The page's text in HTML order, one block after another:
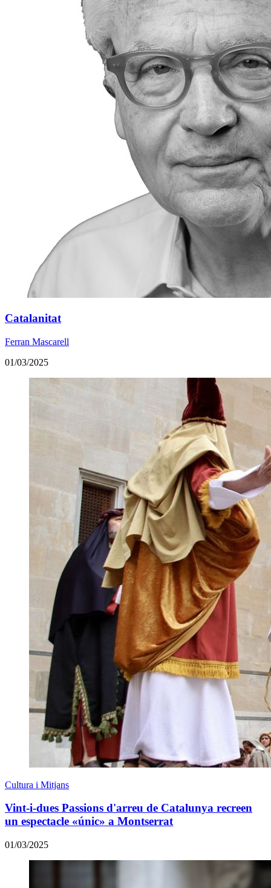
Catalanitat
Ferran Mascarell
01/03/2025
Cultura i Mitjans
Vint-i-dues Passions d'arreu de Catalunya recreen
un espectacle «únic» a Montserrat
01/03/2025